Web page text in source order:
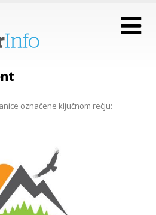
označene ključnom rečju: